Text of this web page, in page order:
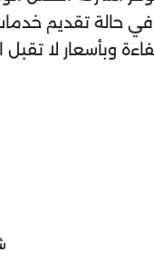
في حالة تقديم
وبأسعار لا